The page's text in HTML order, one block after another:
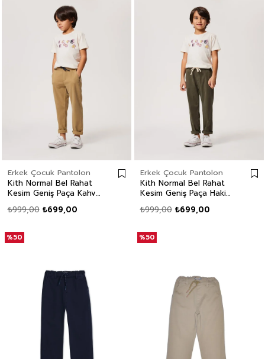
Erkek Çocuk Pantolon
Kith Normal Bel Rahat
Kesim Geniş Paça Kahve
₺699,00
₺999,00
Erkek Çocuk Pantolon
Kith Normal Bel Rahat
Kesim Geniş Paça Haki
₺699,00
₺999,00
%50 %50